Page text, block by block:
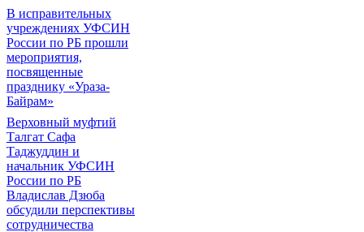
В исправительных
учреждениях УФСИН
России по РБ прошли
мероприятия,
посвященные
празднику «Ураза-
Байрам»
Верховный муфтий
Талгат Сафа
Таджуддин и
начальник УФСИН
России по РБ
Владислав Дзюба
обсудили перспективы
сотрудничества